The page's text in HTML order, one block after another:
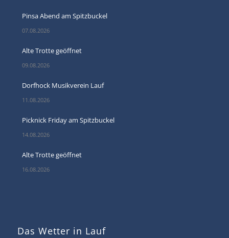
Pinsa Abend am Spitzbuckel
07.08.2026
Alte Trotte geöffnet
09.08.2026
Dorfhock Musikverein Lauf
11.08.2026
Picknick Friday am Spitzbuckel
14.08.2026
Alte Trotte geöffnet
16.08.2026
Das Wetter in Lauf